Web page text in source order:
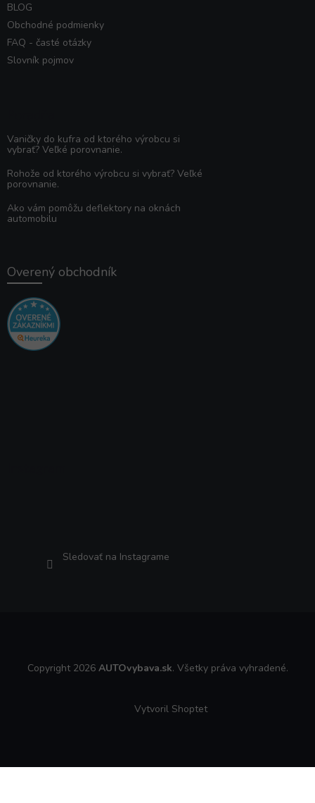
BLOG
Obchodné podmienky
FAQ - časté otázky
Slovník pojmov
Vaničky do kufra od ktorého výrobcu si
vybrať? Veľké porovnanie.
Rohože od ktorého výrobcu si vybrať? Veľké
porovnanie.
Ako vám pomôžu deflektory na oknách
automobilu
Overený obchodník
Sledovať na Instagrame
Copyright 2026 AUTOvybava.sk. Všetky práva vyhradené.
Vytvoril Shoptet